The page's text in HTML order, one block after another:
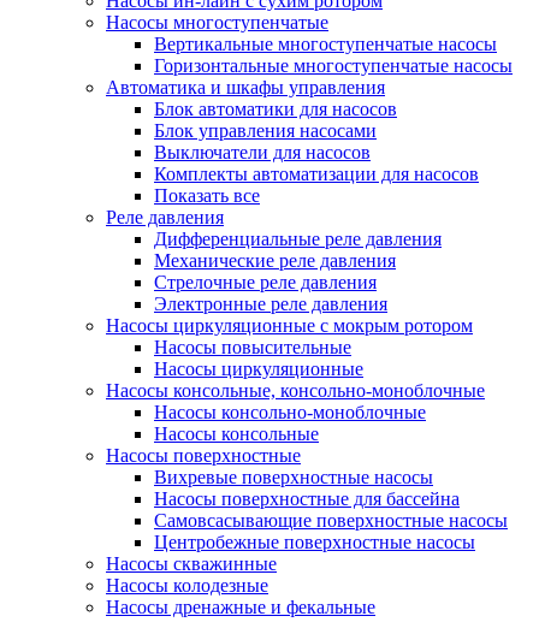
Насосы многоступенчатые
Вертикальные многоступенчатые насосы
Горизонтальные многоступенчатые насосы
Автоматика и шкафы управления
Блок автоматики для насосов
Блок управления насосами
Выключатели для насосов
Комплекты автоматизации для насосов
Показать все
Реле давления
Дифференциальные реле давления
Механические реле давления
Стрелочные реле давления
Электронные реле давления
Насосы циркуляционные с мокрым ротором
Насосы повысительные
Насосы циркуляционные
Насосы консольные, консольно-моноблочные
Насосы консольно-моноблочные
Насосы консольные
Насосы поверхностные
Вихревые поверхностные насосы
Насосы поверхностные для бассейна
Самовсасывающие поверхностные насосы
Центробежные поверхностные насосы
Насосы скважинные
Насосы колодезные
Насосы дренажные и фекальные